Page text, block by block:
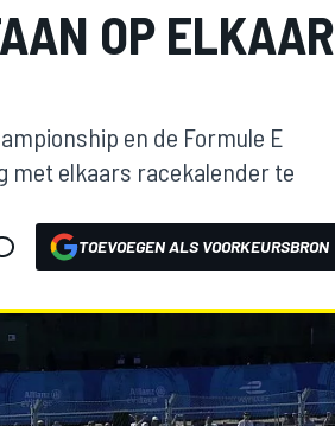
OP ELKAAR
en de Formule E
met elkaars racekalender te
TOEVOEGEN ALS VOORKEURSBRON